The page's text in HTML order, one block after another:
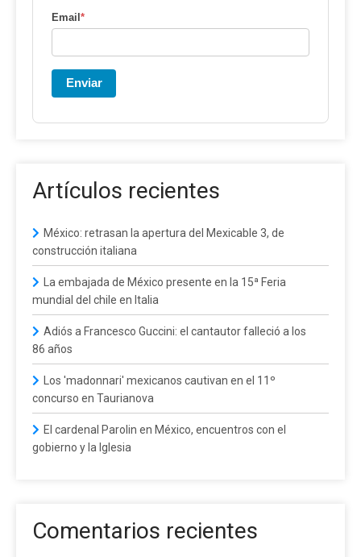
Email*
Enviar
Artículos recientes
México: retrasan la apertura del Mexicable 3, de
construcción italiana
La embajada de México presente en la 15ª Feria
mundial del chile en Italia
Adiós a Francesco Guccini: el cantautor falleció a los
86 años
Los 'madonnari' mexicanos cautivan en el 11º
concurso en Taurianova
El cardenal Parolin en México, encuentros con el
gobierno y la Iglesia
Comentarios recientes